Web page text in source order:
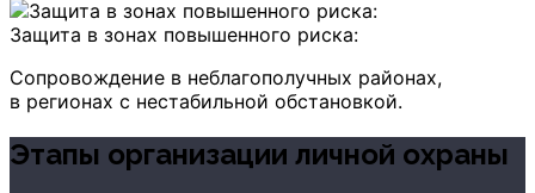
Защита в зонах повышенного риска:
Сопровождение в неблагополучных районах,
в регионах с нестабильной обстановкой.
Этапы организации личной охраны